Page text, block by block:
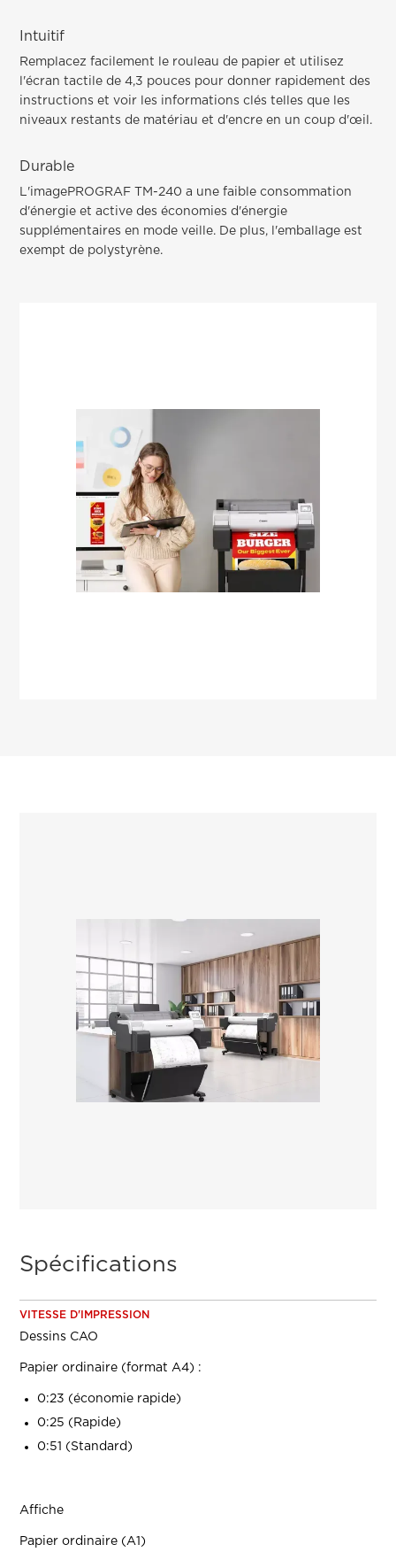
Intuitif
Remplacez facilement le rouleau de papier et utilisez
l'écran tactile de 4,3 pouces pour donner rapidement des
instructions et voir les informations clés telles que les
niveaux restants de matériau et d'encre en un coup d'œil.
Durable
L'imagePROGRAF TM-240 a une faible consommation
d'énergie et active des économies d'énergie
supplémentaires en mode veille. De plus, l'emballage est
exempt de polystyrène.
Spécifications
VITESSE D'IMPRESSION
Dessins CAO
Papier ordinaire (format A4) :
0:23 (économie rapide)
0:25 (Rapide)
0:51 (Standard)
Affiche
Papier ordinaire (A1)